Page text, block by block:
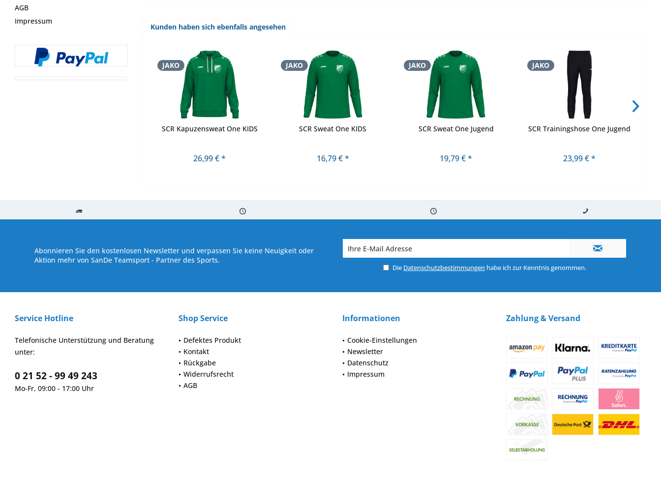
AGB
Impressum
Kunden haben sich ebenfalls angesehen
JAKO
SCR Kapuzensweat One KIDS
26,99 € *
JAKO
SCR Sweat One KIDS
16,79 € *
JAKO
SCR Sweat One Jugend
19,79 € *
JAKO
SCR Trainingshose One Jugend
23,99 € *
Abonnieren Sie den kostenlosen Newsletter und verpassen Sie keine Neuigkeit oder
Aktion mehr von SanDe Teamsport - Partner des Sports.
Die Datenschutzbestimmungen habe ich zur Kenntnis genommen.
Service Hotline
Telefonische Unterstützung und Beratung
unter:
0 21 52 - 99 49 243
Mo-Fr, 09:00 - 17:00 Uhr
Shop Service
Defektes Produkt
Kontakt
Rückgabe
Widerrufsrecht
AGB
Informationen
Cookie-Einstellungen
Newsletter
Datenschutz
Impressum
Zahlung & Versand